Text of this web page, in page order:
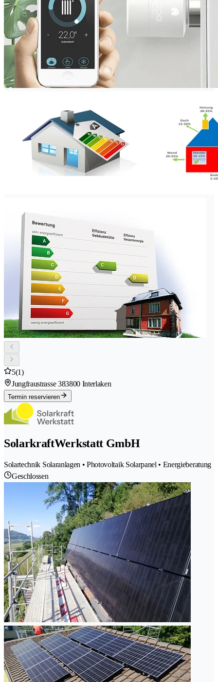
5(1)
Jungfraustrasse 383800 Interlaken
Termin reservieren
SolarkraftWerkstatt GmbH
Solartechnik Solaranlagen • Photovoltaik Solarpanel • Energieberatung
Geschlossen